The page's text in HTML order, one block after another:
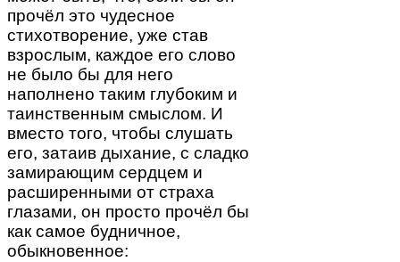
прочёл это чудесное
стихотворение, уже став
взрослым, каждое его слово
не было бы для него
наполнено таким глубоким и
таинственным смыслом. И
вместо того, чтобы слушать
его, затаив дыхание, с сладко
замирающим сердцем и
расширенными от страха
глазами, он просто прочёл бы
как самое будничное,
обыкновенное: